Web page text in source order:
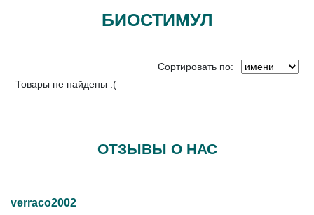
БИОСТИМУЛ
Сортировать по:
Товары не найдены :(
ОТЗЫВЫ О НАС
verraco2002